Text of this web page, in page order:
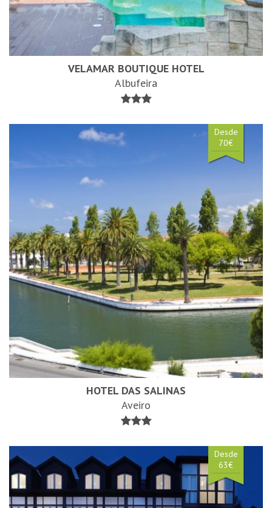
VELAMAR BOUTIQUE HOTEL
Albufeira
Desde
70€
HOTEL DAS SALINAS
Aveiro
Desde
63€